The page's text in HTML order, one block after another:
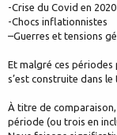
-Crise du Covid en 2020
-Chocs inflationnistes
–Guerres et tensions
Et malgré ces
s’est construite dans le
À titre de
période (ou trois en